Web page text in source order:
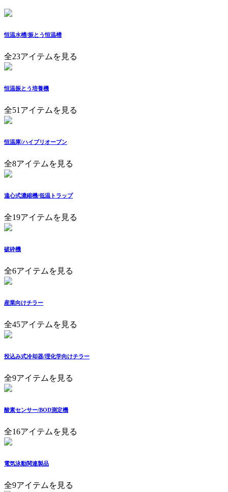
恒温水槽/振とう恒温槽
全23アイテムを見る
恒温振とう培養機
全51アイテムを見る
恒温庫/ハイブリオーブン
全8アイテムを見る
遠心式濃縮機/低温トラップ
全19アイテムを見る
破砕機
全6アイテムを見る
産業向けチラー
全45アイテムを見る
投込み式冷却器/理化学向けチラー
全9アイテムを見る
酸素センサー/BOD測定機
全16アイテムを見る
電気泳動関連製品
全9アイテムを見る